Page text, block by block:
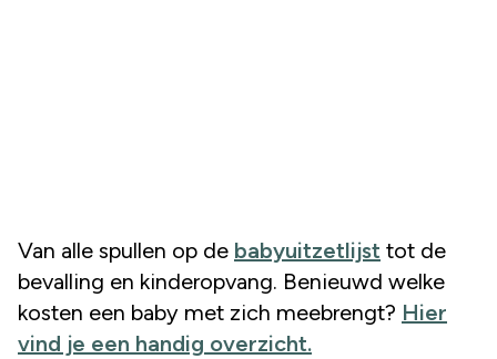
Van alle spullen op de babyuitzetlijst tot de
bevalling en kinderopvang. Benieuwd welke
kosten een baby met zich meebrengt? Hier
vind je een handig overzicht.